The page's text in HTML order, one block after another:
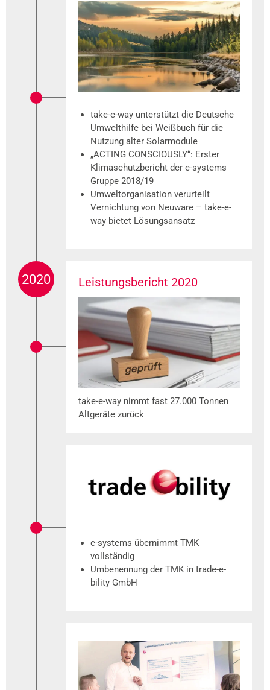
take-e-way unterstützt die Deutsche
Umwelthilfe bei Weißbuch für die
Nutzung alter Solarmodule
„ACTING CONSCIOUSLY“: Erster
Klimaschutzbericht der e-systems
Gruppe 2018/19
Umweltorganisation verurteilt
Vernichtung von Neuware – take-e-
way bietet Lösungsansatz
2020 Leistungsbericht 2020
take-e-way nimmt fast 27.000 Tonnen
Altgeräte zurück
e-systems übernimmt TMK
vollständig
Umbenennung der TMK in trade-e-
bility GmbH